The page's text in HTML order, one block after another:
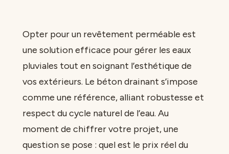
Opter pour un revêtement perméable est
une solution efficace pour gérer les eaux
pluviales tout en soignant l’esthétique de
vos extérieurs. Le béton drainant s’impose
comme une référence, alliant robustesse et
respect du cycle naturel de l’eau. Au
moment de chiffrer votre projet, une
question se pose : quel est le prix réel du